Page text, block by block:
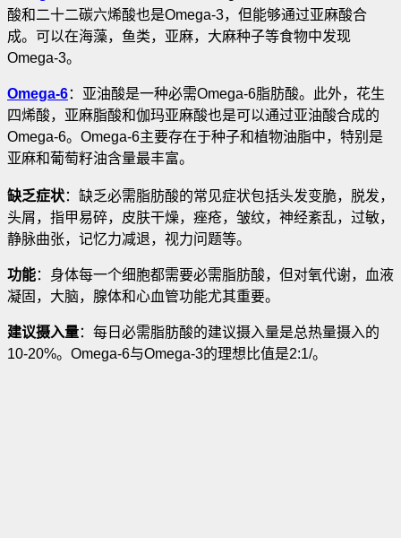
酸和二十二碳六烯酸也是Omega-3，但能够通过亚麻酸合
成。可以在海藻，鱼类，亚麻，大麻种子等食物中发现
Omega-3。
Omega-6：亚油酸是一种必需Omega-6脂肪酸。此外，花生
四烯酸，亚麻脂酸和伽玛亚麻酸也是可以通过亚油酸合成的
Omega-6。Omega-6主要存在于种子和植物油脂中，特别是
亚麻和葡萄籽油含量最丰富。
缺乏症状：缺乏必需脂肪酸的常见症状包括头发变脆，脱发，
头屑，指甲易碎，皮肤干燥，痤疮，皱纹，神经紊乱，过敏，
静脉曲张，记忆力减退，视力问题等。
功能：身体每一个细胞都需要必需脂肪酸，但对氧代谢，血液
凝固，大脑，腺体和心血管功能尤其重要。
建议摄入量：每日必需脂肪酸的建议摄入量是总热量摄入的
10-20%。Omega-6与Omega-3的理想比值是2:1/。